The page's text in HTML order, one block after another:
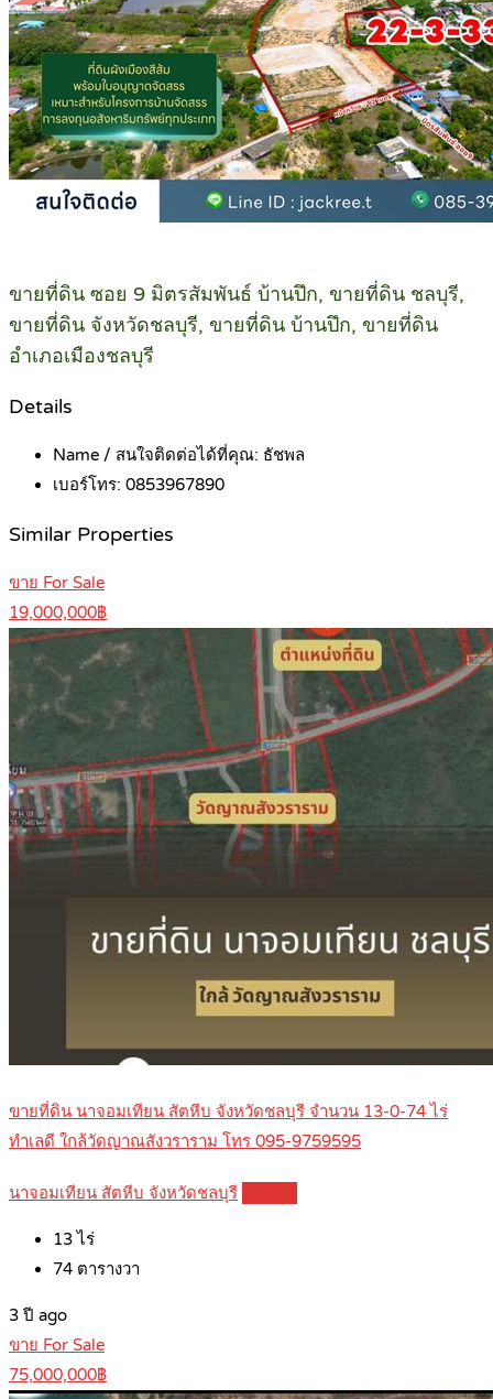
ขายที่ดิน ซอย 9 มิตรสัมพันธ์ บ้านปึก, ขายที่ดิน ชลบุรี,
ขายที่ดิน จังหวัดชลบุรี, ขายที่ดิน บ้านปึก, ขายที่ดิน
อำเภอเมืองชลบุรี
Details
Name / สนใจติดต่อได้ที่คุณ: ธัชพล
เบอร์โทร: 0853967890
Similar Properties
ขาย For Sale
19,000,000฿
ขายที่ดิน นาจอมเทียน สัตหีบ จังหวัดชลบุรี จำนวน 13-0-74 ไร่
ทำเลดี ใกล้วัดญาณสังวราราม โทร 095-9759595
นาจอมเทียน สัตหีบ จังหวัดชลบุรี
13 ไร่
74 ตารางวา
3 ปี ago
ขาย For Sale
75,000,000฿